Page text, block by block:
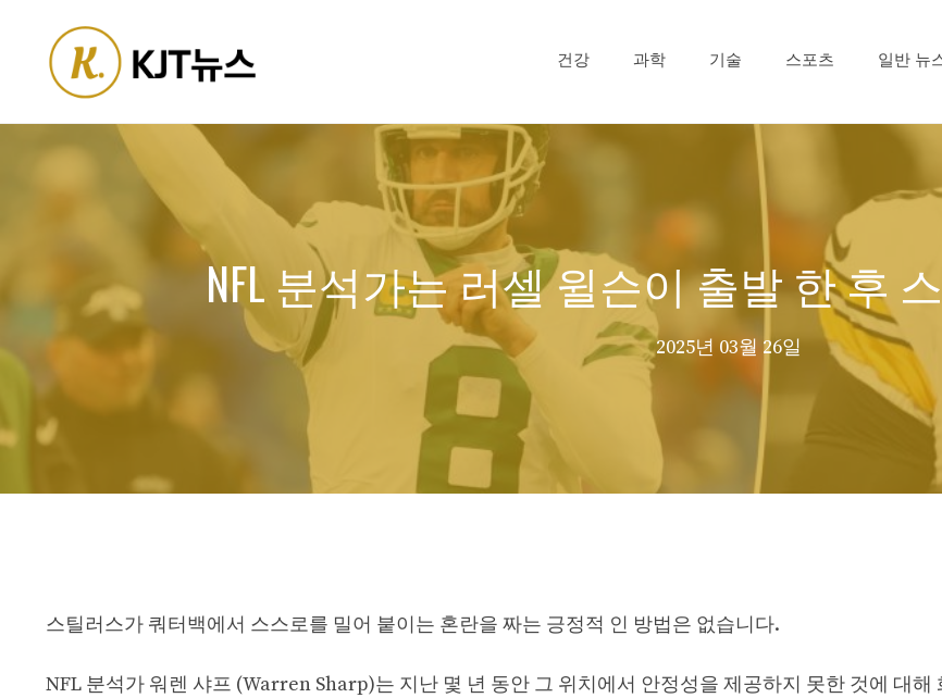
content
건강 과학 기술 스포츠 일반 뉴
NFL 분석가는 러셀 윌슨이 출발 한 후
2025년 03월 26일
스틸러스가 쿼터백에서 스스로를 밀어 붙이는 혼란을 짜는 긍정적 인 방법은 없습니다.
NFL 분석가 워렌 샤프 (Warren Sharp)는 지난 몇 년 동안 그 위치에서 안정성을 제공하지 못한 것에 대해